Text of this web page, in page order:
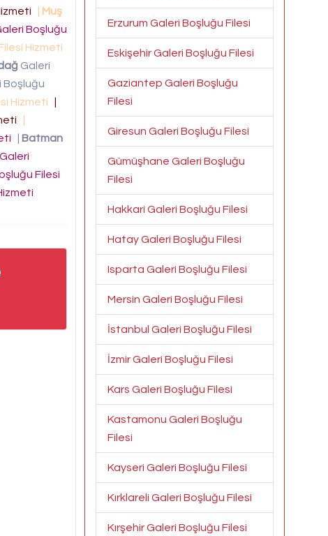
Muş
Boşluğu
Hizmeti
Galeri
Boşluğu
Hizmeti
Batman
Galeri
Filesi
Erzurum Galeri Boşluğu Filesi
Eskişehir Galeri Boşluğu Filesi
Gaziantep Galeri Boşluğu
Filesi
Giresun Galeri Boşluğu Filesi
Gümüşhane Galeri Boşluğu
Filesi
Hakkari Galeri Boşluğu Filesi
Hatay Galeri Boşluğu Filesi
Isparta Galeri Boşluğu Filesi
Mersin Galeri Boşluğu Filesi
İstanbul Galeri Boşluğu Filesi
İzmir Galeri Boşluğu Filesi
Kars Galeri Boşluğu Filesi
Kastamonu Galeri Boşluğu
Filesi
Kayseri Galeri Boşluğu Filesi
Kırklareli Galeri Boşluğu Filesi
Kırşehir Galeri Boşluğu Filesi